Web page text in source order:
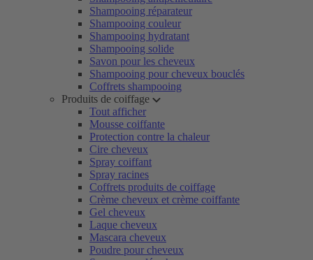
Shampooing réparateur
Shampooing couleur
Shampooing hydratant
Shampooing solide
Savon pour les cheveux
Shampooing pour cheveux bouclés
Coffrets shampooing
Produits de coiffage
Tout afficher
Mousse coiffante
Protection contre la chaleur
Cire cheveux
Spray coiffant
Spray racines
Coffrets produits de coiffage
Crème cheveux et crème coiffante
Gel cheveux
Laque cheveux
Mascara cheveux
Poudre pour cheveux